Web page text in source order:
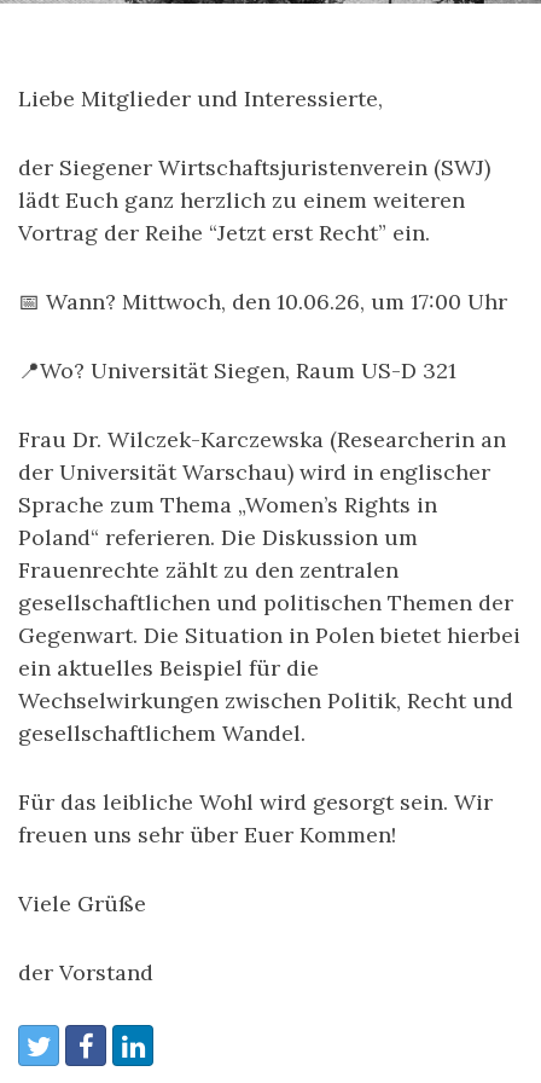
Liebe Mitglieder und Interessierte,
der Siegener Wirtschaftsjuristenverein (SWJ)
lädt Euch ganz herzlich zu einem weiteren
Vortrag der Reihe “Jetzt erst Recht” ein.
📅 Wann? Mittwoch, den 10.06.26, um 17:00 Uhr
📍Wo? Universität Siegen, Raum US-D 321
Frau Dr. Wilczek-Karczewska (Researcherin an
der Universität Warschau) wird in englischer
Sprache zum Thema „Women’s Rights in
Poland“ referieren. Die Diskussion um
Frauenrechte zählt zu den zentralen
gesellschaftlichen und politischen Themen der
Gegenwart. Die Situation in Polen bietet hierbei
ein aktuelles Beispiel für die
Wechselwirkungen zwischen Politik, Recht und
gesellschaftlichem Wandel.
Für das leibliche Wohl wird gesorgt sein. Wir
freuen uns sehr über Euer Kommen!
Viele Grüße
der Vorstand
Share:
TwitterFacebookLinkedIn